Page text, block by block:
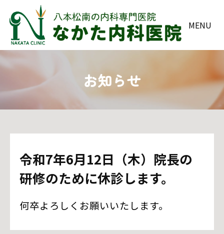
MENU
お知らせ
令和7年6月12日（木）院長の
研修のために休診します。
何卒よろしくお願いいたします。